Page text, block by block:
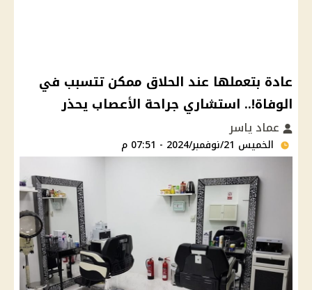
عادة بتعملها عند الحلاق ممكن تتسبب في
الوفاة!.. استشاري جراحة الأعصاب يحذر
عماد ياسر
الخميس 21/نوفمبر/2024 - 07:51 م